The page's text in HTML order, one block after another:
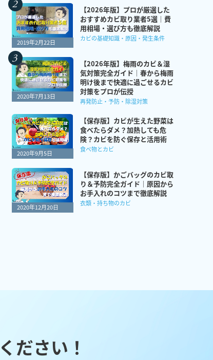
2019年2月22日
【2026年版】プロが厳選した
おすすめカビ取り業者5選｜費
用相場・選び方も徹底解説
カビの基礎知識・原因・発生条件
2020年7月13日
【2026年版】梅雨のカビ＆湿
気対策完全ガイド｜春から梅雨
明け後まで快適に過ごせるカビ
対策をプロが伝授
再発防止・予防・除湿対策
2020年9月5日
【保存版】カビが生えた野菜は
食べたらダメ？加熱しても危
険？カビを防ぐ保存と活用術
食べ物とカビ
2020年12月20日
【保存版】かごバッグのカビ取
り＆予防完全ガイド｜原因から
お手入れのコツまで徹底解説
衣類・持ち物のカビ
ださい！